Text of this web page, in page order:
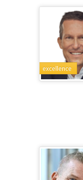
excellence